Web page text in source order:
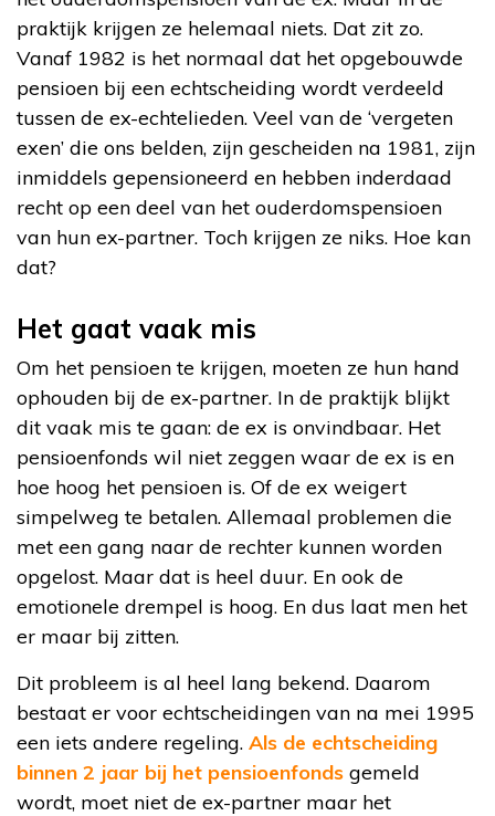
praktijk krijgen ze helemaal niets. Dat zit zo.
Vanaf 1982 is het normaal dat het opgebouwde
pensioen bij een echtscheiding wordt verdeeld
tussen de ex-echtelieden. Veel van de ‘vergeten
exen’ die ons belden, zijn gescheiden na 1981, zijn
inmiddels gepensioneerd en hebben inderdaad
recht op een deel van het ouderdomspensioen
van hun ex-partner. Toch krijgen ze niks. Hoe kan
dat?
Het gaat vaak mis
Om het pensioen te krijgen, moeten ze hun hand
ophouden bij de ex-partner. In de praktijk blijkt
dit vaak mis te gaan: de ex is onvindbaar. Het
pensioenfonds wil niet zeggen waar de ex is en
hoe hoog het pensioen is. Of de ex weigert
simpelweg te betalen. Allemaal problemen die
met een gang naar de rechter kunnen worden
opgelost. Maar dat is heel duur. En ook de
emotionele drempel is hoog. En dus laat men het
er maar bij zitten.
Dit probleem is al heel lang bekend. Daarom
bestaat er voor echtscheidingen van na mei 1995
een iets andere regeling. Als de echtscheiding
binnen 2 jaar bij het pensioenfonds gemeld
wordt, moet niet de ex-partner maar het